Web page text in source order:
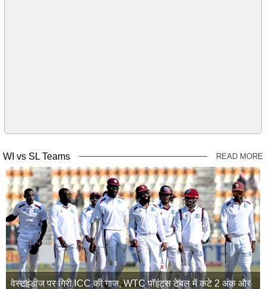
WI vs SL Teams READ MORE
वेस्टइंडीज पर गिरी ICC की गाज, WTC पॉइंट्स टेबल में कटे 2 अंक और